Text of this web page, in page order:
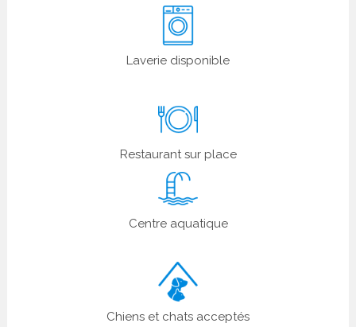
Laverie disponible
Restaurant sur place
Centre aquatique
Chiens et chats acceptés